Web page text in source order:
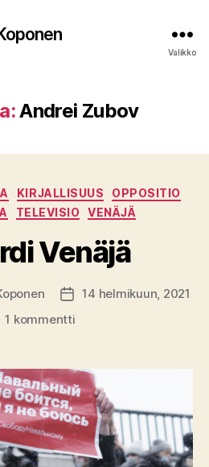
Valikko
Andrei Zubov
Kategoriat
KIRJALLISUUS
OPPOSITIO
TELEVISIO VENÄJÄ
Venäjä
Julkaisupäivämäärä
14 helmikuun, 2021
1 kommenttiartikkeliin